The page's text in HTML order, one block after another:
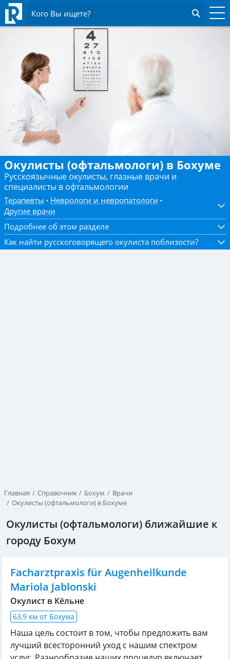
Кого Вы ищете?
Окулисты (офтальмологи) в Бохуме
Русскоязычные окулисты, глазные врачи и
специалисты в офтальмологии
Терапевты
Неврологи и невропатологи
Другие врачи
Подробнее об этом разделе
Как найти русскоговорящего окулиста поблизости?
Главная Справочник Бохум
Врачи
Окулисты (офтальмологи) в Бохуме
Окулисты (офтальмологи) ближайшие к
городу Бохум
Facharztpraxis für Augenheilkunde
Mariola Jablonski
Окулист в Кёльне
63,9 км от Бохума
Наша цель состоит в том, чтобы предложить вам
лучший всесторонний уход с нашим спектром